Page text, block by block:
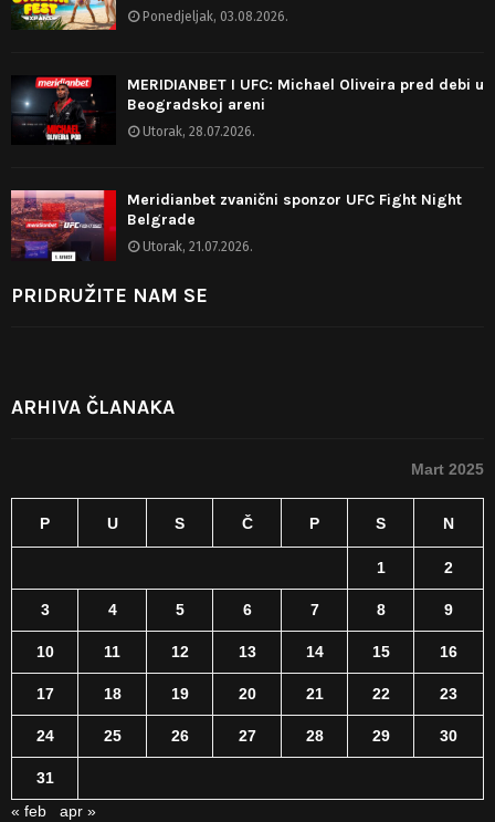
Ponedjeljak, 03.08.2026.
MERIDIANBET I UFC: Michael Oliveira pred debi u
Beogradskoj areni
Utorak, 28.07.2026.
Meridianbet zvanični sponzor UFC Fight Night
Belgrade
Utorak, 21.07.2026.
PRIDRUŽITE NAM SE
ARHIVA ČLANAKA
Mart 2025
P U S Č P S N
1 2
3 4 5 6 7 8 9
10 11 12 13 14 15 16
17 18 19 20 21 22 23
24 25 26 27 28 29 30
31
« feb
apr »